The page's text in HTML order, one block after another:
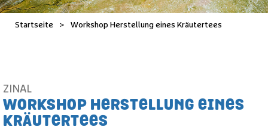
Startseite > Workshop Herstellung eines Kräutertees
WORKSHOP HERSTELLUNG EINES
KRÄUTERTEES
ZINAL